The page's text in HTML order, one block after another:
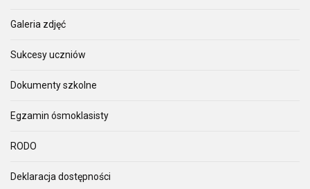
Galeria zdjęć
Sukcesy uczniów
Dokumenty szkolne
Egzamin ósmoklasisty
RODO
Deklaracja dostępności